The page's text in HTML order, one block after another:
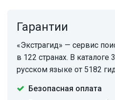
Гарантии
«Экстрагид» — сервис
в 122 странах. В каталоге
русском языке от 5182
Безопасная оплата